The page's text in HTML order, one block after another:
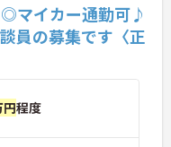
◎マイカー通勤可♪
員の募集です〈正
程度